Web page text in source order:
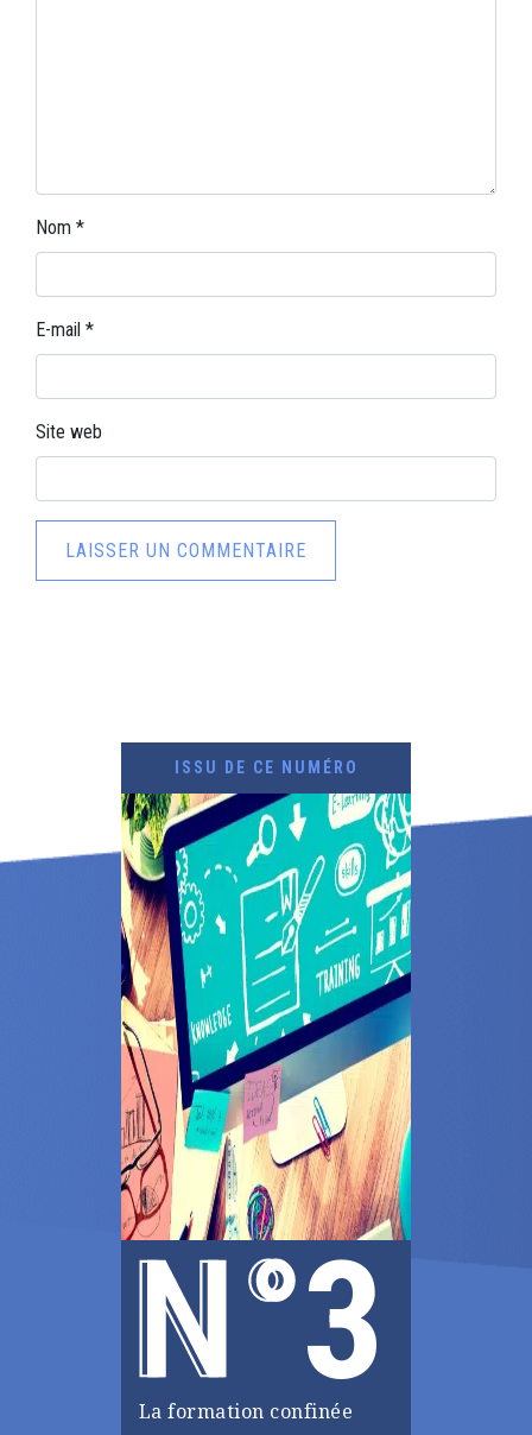
Nom *
E-mail *
Site web
ISSU DE CE NUMÉRO
3
La formation confinée